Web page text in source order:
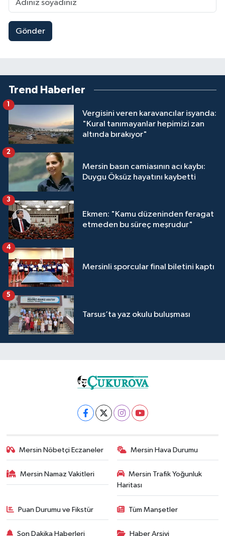
Gönder
Trend Haberler
Vergisini veren karavancılar isyanda:
"Kural tanımayanlar hepimizi zan
altında bırakıyor"
1
Mersin basın camiasının acı kaybı:
Duygu Öksüz hayatını kaybetti
2
Ekmen: "Kamu düzeninden feragat
etmeden bu süreç meşrudur"
3
Mersinli sporcular final biletini kaptı
4
Tarsus’ta yaz okulu buluşması
5
Mersin Nöbetçi Eczaneler Mersin Hava Durumu
Mersin Namaz Vakitleri
Mersin Trafik Yoğunluk
Haritası
Puan Durumu ve Fikstür Tüm Manşetler
Son Dakika Haberleri Haber Arşivi